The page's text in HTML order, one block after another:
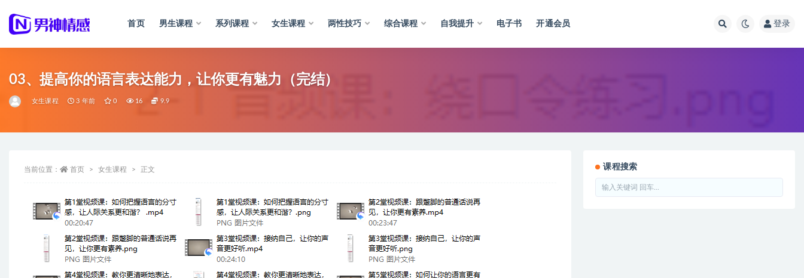
首页 男生课程 系列课程 女生课程 两性技巧 综合课程 自我提升 电子书 开通会员 登录
03、提高你的语言表达能力，让你更有魅力（完结）
女生课程 3 年前 0 16 9.9
当前位置： 首页 女生课程 正文 课程搜索